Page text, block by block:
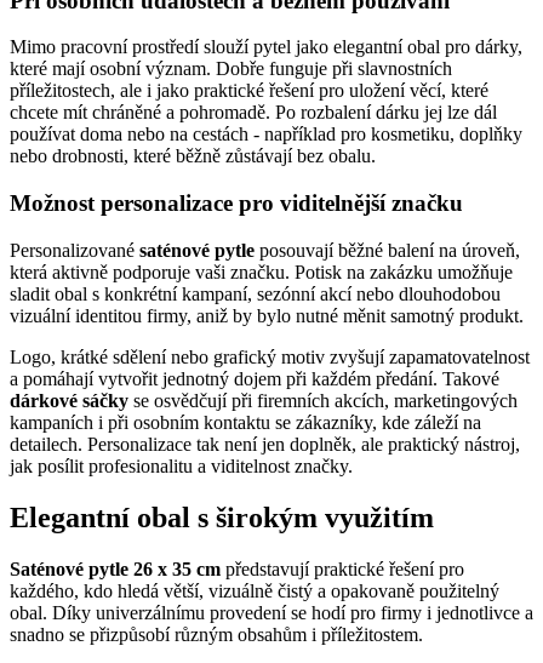
Mimo pracovní prostředí slouží pytel jako elegantní obal pro dárky,
které mají osobní význam. Dobře funguje při slavnostních
příležitostech, ale i jako praktické řešení pro uložení věcí, které
chcete mít chráněné a pohromadě. Po rozbalení dárku jej lze dál
používat doma nebo na cestách - například pro kosmetiku, doplňky
nebo drobnosti, které běžně zůstávají bez obalu.
Možnost personalizace pro viditelnější značku
Personalizované saténové pytle posouvají běžné balení na úroveň,
která aktivně podporuje vaši značku. Potisk na zakázku umožňuje
sladit obal s konkrétní kampaní, sezónní akcí nebo dlouhodobou
vizuální identitou firmy, aniž by bylo nutné měnit samotný produkt.
Logo, krátké sdělení nebo grafický motiv zvyšují zapamatovatelnost
a pomáhají vytvořit jednotný dojem při každém předání. Takové
dárkové sáčky se osvědčují při firemních akcích, marketingových
kampaních i při osobním kontaktu se zákazníky, kde záleží na
detailech. Personalizace tak není jen doplněk, ale praktický nástroj,
jak posílit profesionalitu a viditelnost značky.
Elegantní obal s širokým využitím
Saténové pytle 26 x 35 cm představují praktické řešení pro
každého, kdo hledá větší, vizuálně čistý a opakovaně použitelný
obal. Díky univerzálnímu provedení se hodí pro firmy i jednotlivce a
snadno se přizpůsobí různým obsahům i příležitostem.